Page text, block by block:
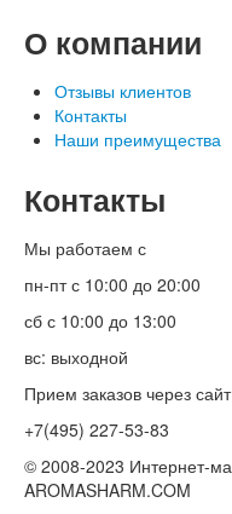
О компании
Отзывы клиентов
Контакты
Наши преимущества
Контакты
Мы работаем с
пн-пт с 10:00 до 20:00
сб с 10:00 до 13:00
вс: выходной
Прием заказов через
+7(495) 227-53-83
© 2008-2023 Интернет-
AROMASHARM.COM